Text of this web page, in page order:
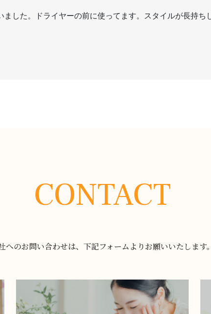
した。ドライヤーの前に使ってます。スタイルが長持ち
CONTACT
へのお問い合わせは、下記フォームよりお願いいたします